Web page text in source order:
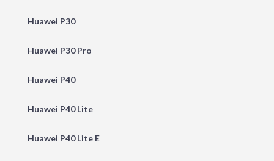
Huawei P30
Huawei P30 Pro
Huawei P40
Huawei P40 Lite
Huawei P40 Lite E